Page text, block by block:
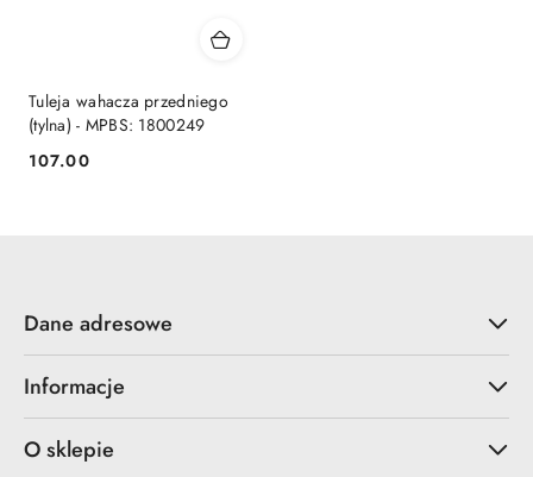
Tuleja wahacza przedniego
(tylna) - MPBS: 1800249
Cena:
107.00
Dane adresowe
Informacje
O sklepie